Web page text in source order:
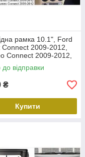
рамка 10.1", Ford
Connect 2009-2012,
Connect 2009-2012,
2305
до відправки
₴
Купити